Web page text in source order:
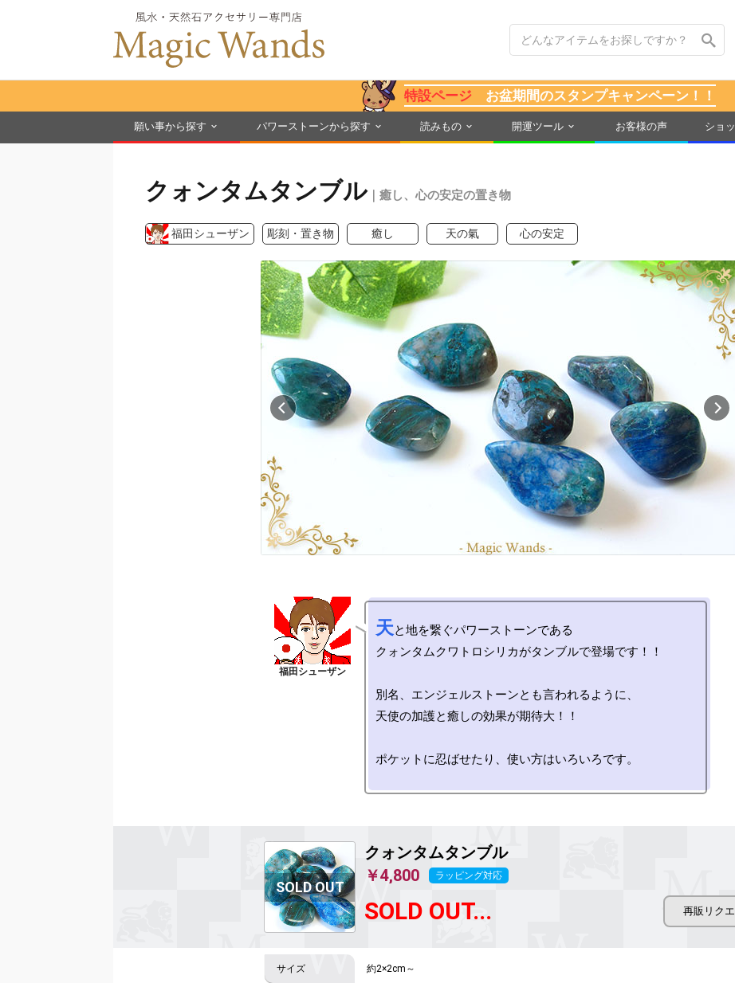
特設ページ お盆期間のスタンプキャンペーン！！
願い事から探す パワーストーンから探す 読みもの 開運ツール お客様の声 ショ
クォンタムタンブル｜癒し、心の安定の置き物
福田シューザン 彫刻・置き物 癒し 天の氣 心の安定
天と地を繋ぐパワーストーンである
クォンタムクワトロシリカがタンブルで登場です！！
別名、エンジェルストーンとも言われるように、
天使の加護と癒しの効果が期待大！！
ポケットに忍ばせたり、使い方はいろいろです。
クォンタムタンブル
￥4,800
ラッピング対応
SOLD OUT...
約2×2cm～